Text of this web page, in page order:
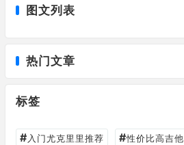
图文列表
热门文章
标签
# 入门尤克里里推荐 #性价比高吉他